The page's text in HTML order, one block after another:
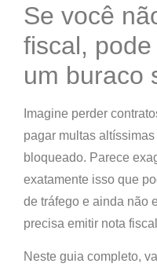
Se você
fiscal,
um buraco
Imagine perder
pagar multas
bloqueado. Parece
exatamente isso que
de tráfego e ainda não
precisa emitir nota
Neste guia completo,